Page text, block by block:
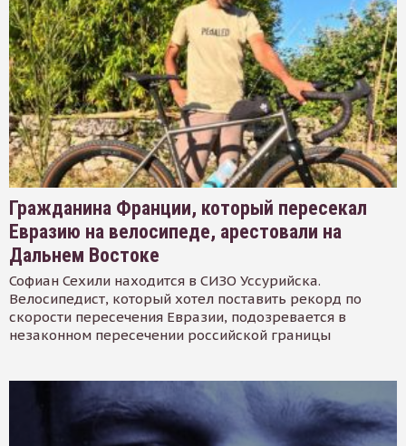
Гражданина Франции, который пересекал
Евразию на велосипеде, арестовали на
Дальнем Востоке
Софиан Сехили находится в СИЗО Уссурийска.
Велосипедист, который хотел поставить рекорд по
скорости пересечения Евразии, подозревается в
незаконном пересечении российской границы